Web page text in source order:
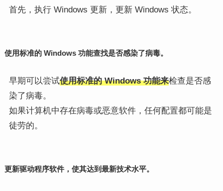
首先，执行 Windows 更新，更新 Windows 状态。
使用标准的 Windows 功能查找是否感染了病毒。
早期可以尝试使用标准的 Windows 功能来检查是否感
染了病毒。
如果计算机中存在病毒或恶意软件，任何配置都可能是
徒劳的。
更新驱动程序软件，使其达到最新技术水平。